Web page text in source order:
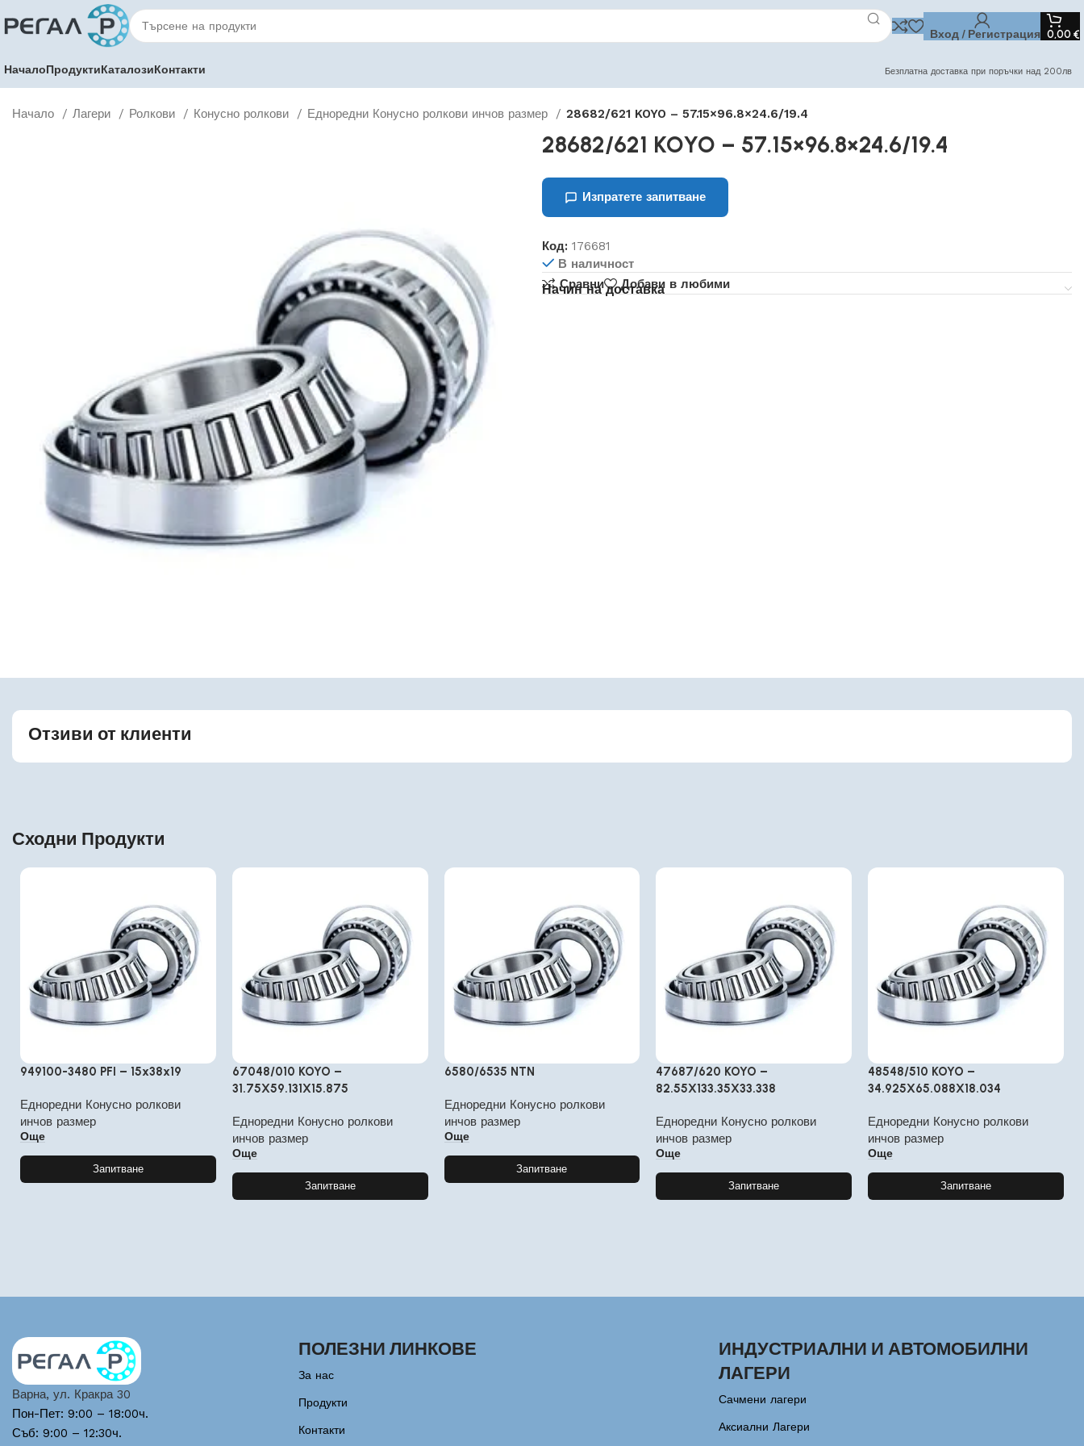
Вход / Регистрация 0,00 €
НачалоПродуктиКаталозиКонтакти Безплатна доставка при поръчки над 200лв
Начало Лагери Ролкови Конусно ролкови Едноредни Конусно ролкови инчов размер 28682/621 KOYO – 57.15×96.8×24.6/19.4
28682/621 KOYO – 57.15×96.8×24.6/19.4
Изпратете запитване
Код: 176681
В наличност
Сравни
Добави в любими
Начин на доставка
Отзиви от клиенти
Сходни Продукти
949100-3480 PFI – 15x38x19
Едноредни Конусно ролкови
инчов размер
Още
Запитване
67048/010 KOYO –
31.75X59.131X15.875
Едноредни Конусно ролкови
инчов размер
Още
Запитване
6580/6535 NTN
Едноредни Конусно ролкови
инчов размер
Още
Запитване
47687/620 KOYO –
82.55X133.35X33.338
Едноредни Конусно ролкови
инчов размер
Още
Запитване
48548/510 KOYO –
34.925X65.088X18.034
Едноредни Конусно ролкови
инчов размер
Още
Запитване
Варна, ул. Кракра 30
Пон-Пет: 9:00 – 18:00ч.
Съб: 9:00 – 12:30ч.
ПОЛЕЗНИ ЛИНКОВЕ
За нас
Продукти
Контакти
ИНДУСТРИАЛНИ И АВТОМОБИЛНИ
ЛАГЕРИ
Сачмени лагери
Аксиални Лагери